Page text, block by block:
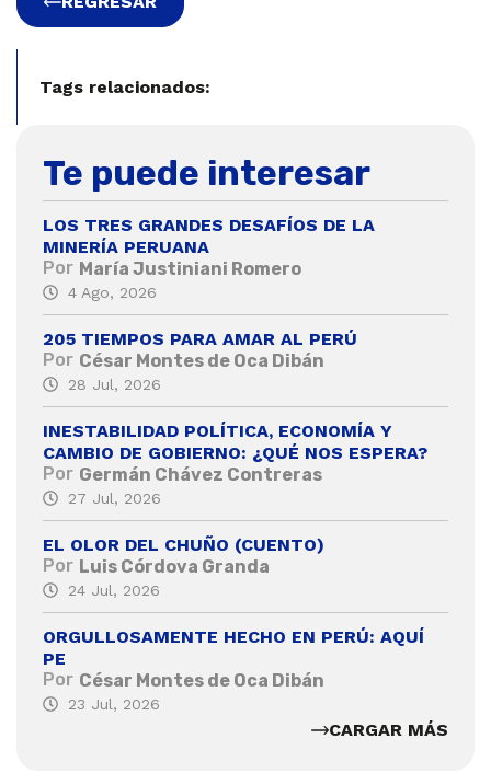
Tags relacionados:
Te puede interesar
LOS TRES GRANDES DESAFÍOS DE LA
MINERÍA PERUANA
Por María Justiniani Romero
4 Ago, 2026
205 TIEMPOS PARA AMAR AL PERÚ
Por César Montes de Oca Dibán
28 Jul, 2026
INESTABILIDAD POLÍTICA, ECONOMÍA Y
CAMBIO DE GOBIERNO: ¿QUÉ NOS ESPERA?
Por Germán Chávez Contreras
27 Jul, 2026
EL OLOR DEL CHUÑO (CUENTO)
Por Luis Córdova Granda
24 Jul, 2026
ORGULLOSAMENTE HECHO EN PERÚ: AQUÍ
PE
Por César Montes de Oca Dibán
23 Jul, 2026
CARGAR MÁS